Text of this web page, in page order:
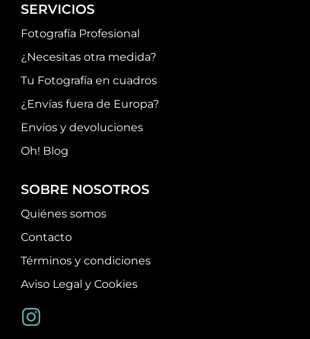
SERVICIOS
Fotografía Profesional
¿Necesitas otra medida?
Tu Fotografía en cuadros
¿Envías fuera de Europa?
Envíos y devoluciones
Oh! Blog
SOBRE NOSOTROS
Quiénes somos
Contacto
Términos y condiciones
Aviso Legal y Cookies